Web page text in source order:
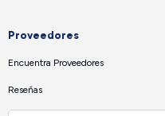
Proveedores
Encuentra Proveedores
Reseñas